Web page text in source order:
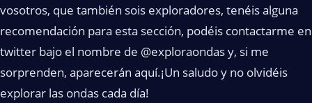
vosotros, que también sois exploradores, tenéis alguna
recomendación para esta sección, podéis contactarme en
twitter bajo el nombre de @exploraondas y, si me
sorprenden, aparecerán aquí.¡Un saludo y no olvidéis
explorar las ondas cada día!